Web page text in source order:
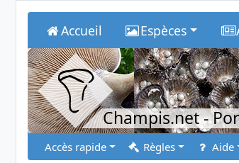
Accueil Espèces
Champis.net-
Accès rapide Règles Aide